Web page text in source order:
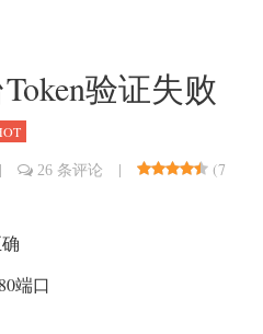
验证失败
| 26 条评论 | (7
端口